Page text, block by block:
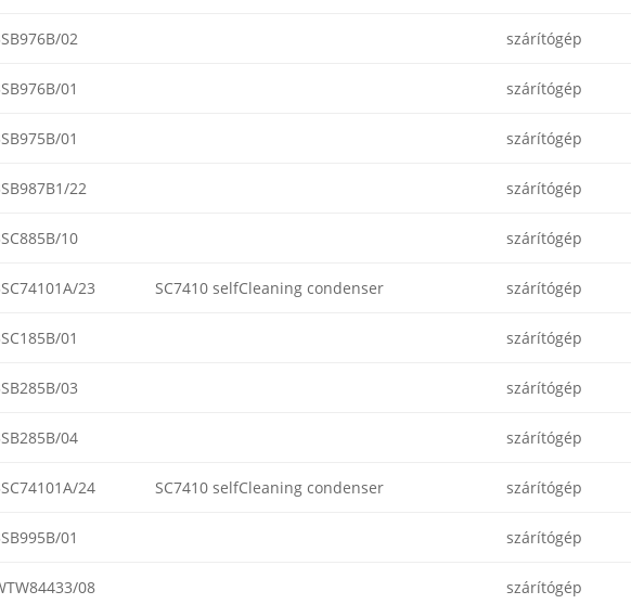
02 szárítógép
01 szárítógép
01 szárítógép
22 szárítógép
10 szárítógép
23 SC7410 selfCleaning condenser szárítógép
01 szárítógép
03 szárítógép
04 szárítógép
24 SC7410 selfCleaning condenser szárítógép
01 szárítógép
08 szárítógép